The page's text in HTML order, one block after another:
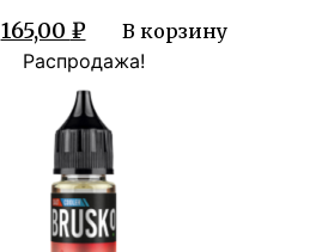
Первоначальная
цена
составляла
300,00 ₽.
165,00 ₽Текущая
цена:
165,00 ₽.
В корзину
Распродажа!